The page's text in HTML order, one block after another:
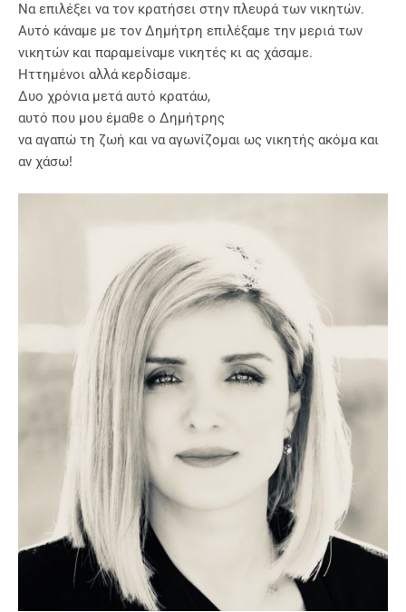
Να επιλέξει να τον κρατήσει στην πλευρά των νικητών.
Αυτό κάναμε με τον Δημήτρη επιλέξαμε την μεριά των
νικητών και παραμείναμε νικητές κι ας χάσαμε.
Ηττημένοι αλλά κερδίσαμε.
Δυο χρόνια μετά αυτό κρατάω,
αυτό που μου έμαθε ο Δημήτρης
να αγαπώ τη ζωή και να αγωνίζομαι ως νικητής ακόμα και
αν χάσω!